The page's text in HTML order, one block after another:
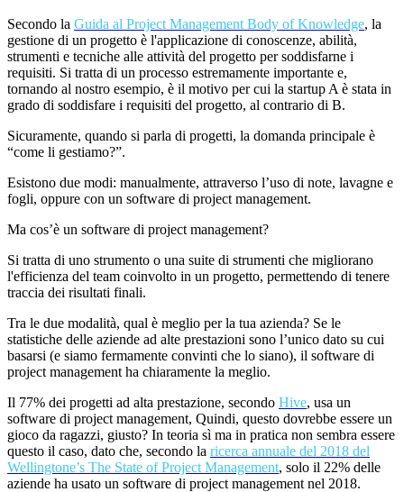
Secondo la Guida al Project Management Body of Knowledge, la
gestione di un progetto è l'applicazione di conoscenze, abilità,
strumenti e tecniche alle attività del progetto per soddisfarne i
requisiti. Si tratta di un processo estremamente importante e,
tornando al nostro esempio, è il motivo per cui la startup A è stata in
grado di soddisfare i requisiti del progetto, al contrario di B.
Sicuramente, quando si parla di progetti, la domanda principale è
“come li gestiamo?”.
Esistono due modi: manualmente, attraverso l’uso di note, lavagne e
fogli, oppure con un software di project management.
Ma cos’è un software di project management?
Si tratta di uno strumento o una suite di strumenti che migliorano
l'efficienza del team coinvolto in un progetto, permettendo di tenere
traccia dei risultati finali.
Tra le due modalità, qual è meglio per la tua azienda? Se le
statistiche delle aziende ad alte prestazioni sono l’unico dato su cui
basarsi (e siamo fermamente convinti che lo siano), il software di
project management ha chiaramente la meglio.
Il 77% dei progetti ad alta prestazione, secondo Hive, usa un
software di project management, Quindi, questo dovrebbe essere un
gioco da ragazzi, giusto? In teoria sì ma in pratica non sembra essere
questo il caso, dato che, secondo la ricerca annuale del 2018 del
Wellingtone’s The State of Project Management, solo il 22% delle
aziende ha usato un software di project management nel 2018.